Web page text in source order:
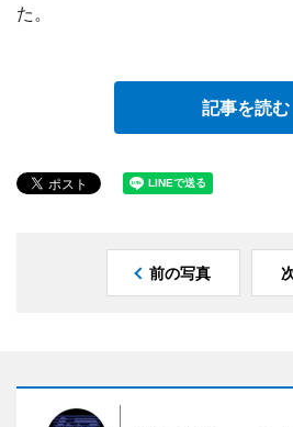
た。
記事を読む
前の写真